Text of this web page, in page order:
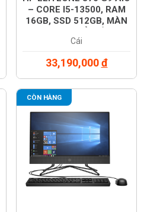
– CORE I5-13500, RAM
16GB, SSD 512GB, MÀN
WINDOWS 11, BẠC
Cái
33,190,000đ
CÒN HÀNG